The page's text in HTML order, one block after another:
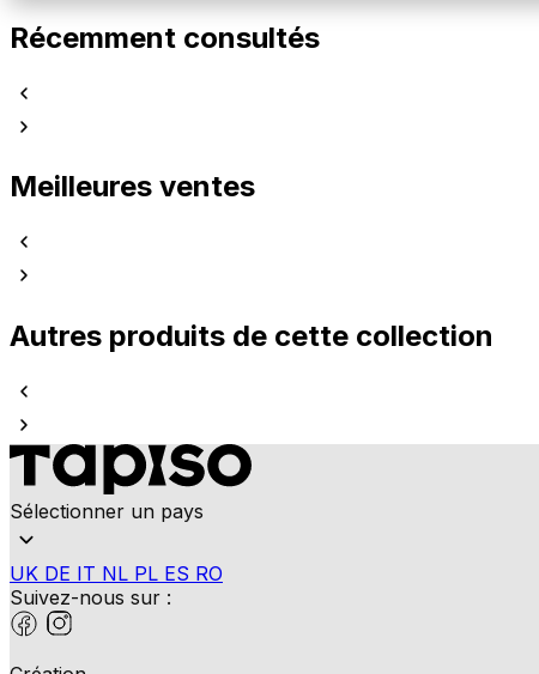
Récemment consultés
Meilleures ventes
Autres produits de cette collection
Sélectionner un pays
UK DE IT NL PL ES RO
Suivez-nous sur :